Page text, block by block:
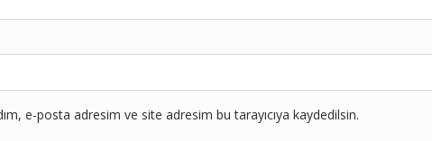
e-posta adresim ve site adresim bu tarayıcıya kaydedilsin.